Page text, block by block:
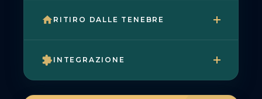
RITIRO DALLE TENEBRE
INTEGRAZIONE